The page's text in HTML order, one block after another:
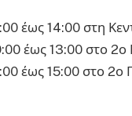
έως 14:00 στη
έως 13:00 στο 2ο
έως 15:00 στο 2ο